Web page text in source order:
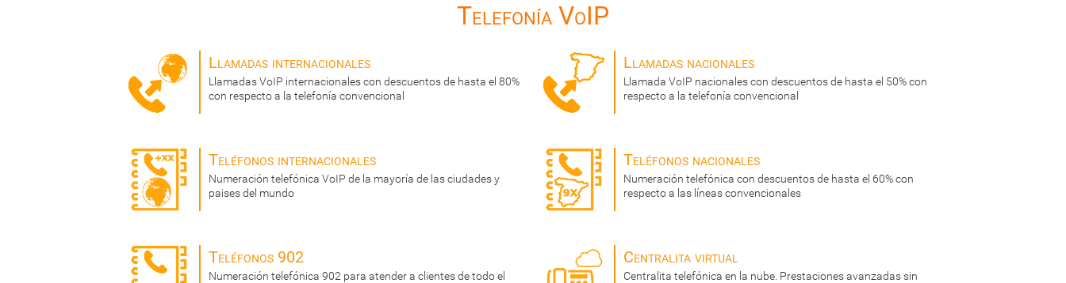
Telefonía VoIP
Llamadas internacionales
Llamadas VoIP internacionales con descuentos de hasta el 80%
con respecto a la telefonía convencional
Llamadas nacionales
Llamada VoIP nacionales con descuentos de hasta el 50% con
respecto a la telefonía convencional
Teléfonos internacionales
Numeración telefónica VoIP de la mayoría de las ciudades y
paises del mundo
Teléfonos nacionales
Numeración telefónica con descuentos de hasta el 60% con
respecto a las líneas convencionales
Teléfonos 902
Numeración telefónica 902 para atender a clientes de todo el
Centralita virtual
Centralita telefónica en la nube. Prestaciones avanzadas sin